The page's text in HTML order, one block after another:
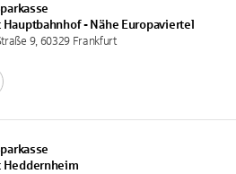
Hauptbahnhof - Nähe Europaviertel
9, 60329 Frankfurt
Heddernheim